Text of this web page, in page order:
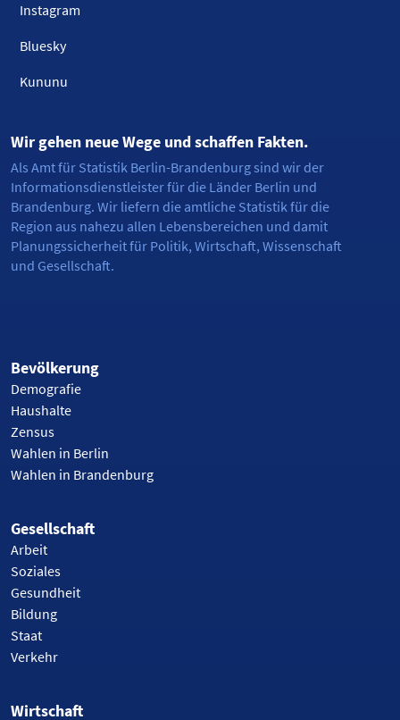
Instagram
Bluesky
Kununu
Wir gehen neue Wege und schaffen Fakten.
Als Amt für Statistik Berlin-Brandenburg sind wir der
Informationsdienstleister für die Länder Berlin und
Brandenburg. Wir liefern die amtliche Statistik für die
Region aus nahezu allen Lebensbereichen und damit
Planungssicherheit für Politik, Wirtschaft, Wissenschaft
und Gesellschaft.
Bevölkerung
Demografie
Haushalte
Zensus
Wahlen in Berlin
Wahlen in Brandenburg
Gesellschaft
Arbeit
Soziales
Gesundheit
Bildung
Staat
Verkehr
Wirtschaft